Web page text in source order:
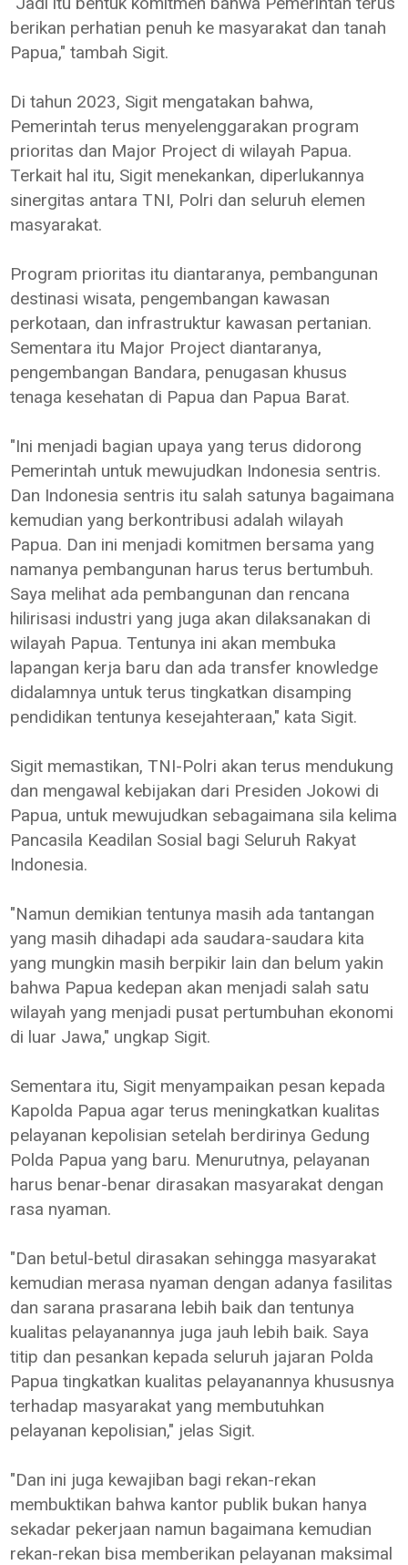
berikan perhatian penuh ke masyarakat dan tanah
Papua," tambah Sigit.
Di tahun 2023, Sigit mengatakan bahwa,
Pemerintah terus menyelenggarakan program
prioritas dan Major Project di wilayah Papua.
Terkait hal itu, Sigit menekankan, diperlukannya
sinergitas antara TNI, Polri dan seluruh elemen
masyarakat.
Program prioritas itu diantaranya, pembangunan
destinasi wisata, pengembangan kawasan
perkotaan, dan infrastruktur kawasan pertanian.
Sementara itu Major Project diantaranya,
pengembangan Bandara, penugasan khusus
tenaga kesehatan di Papua dan Papua Barat.
"Ini menjadi bagian upaya yang terus didorong
Pemerintah untuk mewujudkan Indonesia sentris.
Dan Indonesia sentris itu salah satunya bagaimana
kemudian yang berkontribusi adalah wilayah
Papua. Dan ini menjadi komitmen bersama yang
namanya pembangunan harus terus bertumbuh.
Saya melihat ada pembangunan dan rencana
hilirisasi industri yang juga akan dilaksanakan di
wilayah Papua. Tentunya ini akan membuka
lapangan kerja baru dan ada transfer knowledge
didalamnya untuk terus tingkatkan disamping
pendidikan tentunya kesejahteraan," kata Sigit.
Sigit memastikan, TNI-Polri akan terus mendukung
dan mengawal kebijakan dari Presiden Jokowi di
Papua, untuk mewujudkan sebagaimana sila kelima
Pancasila Keadilan Sosial bagi Seluruh Rakyat
Indonesia.
"Namun demikian tentunya masih ada tantangan
yang masih dihadapi ada saudara-saudara kita
yang mungkin masih berpikir lain dan belum yakin
bahwa Papua kedepan akan menjadi salah satu
wilayah yang menjadi pusat pertumbuhan ekonomi
di luar Jawa," ungkap Sigit.
Sementara itu, Sigit menyampaikan pesan kepada
Kapolda Papua agar terus meningkatkan kualitas
pelayanan kepolisian setelah berdirinya Gedung
Polda Papua yang baru. Menurutnya, pelayanan
harus benar-benar dirasakan masyarakat dengan
rasa nyaman.
"Dan betul-betul dirasakan sehingga masyarakat
kemudian merasa nyaman dengan adanya fasilitas
dan sarana prasarana lebih baik dan tentunya
kualitas pelayanannya juga jauh lebih baik. Saya
titip dan pesankan kepada seluruh jajaran Polda
Papua tingkatkan kualitas pelayanannya khususnya
terhadap masyarakat yang membutuhkan
pelayanan kepolisian," jelas Sigit.
"Dan ini juga kewajiban bagi rekan-rekan
membuktikan bahwa kantor publik bukan hanya
sekadar pekerjaan namun bagaimana kemudian
rekan-rekan bisa memberikan pelayanan maksimal